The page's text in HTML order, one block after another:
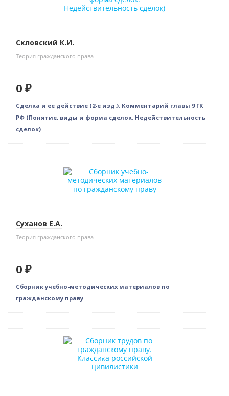
Скловский К.И.
Теория гражданского права
0 ₽
Сделка и ее действие (2-е изд.). Комментарий главы 9 ГК
РФ (Понятие, виды и форма сделок. Недействительность
сделок)
Суханов Е.А.
Теория гражданского права
0 ₽
Сборник учебно-методических материалов по
гражданскому праву
Индивидуальный подход